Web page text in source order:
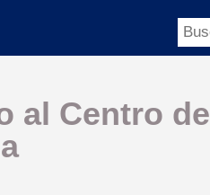
al Centro de